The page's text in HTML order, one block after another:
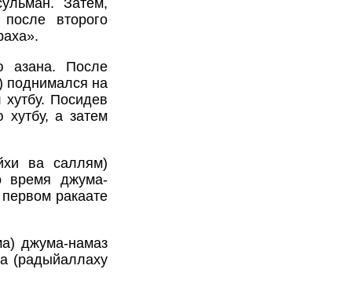
Затем,
второго
азана. После
поднимался на
Посидев
хутбу, а затем
ва саллям)
время джума-
ракаате
джума-намаз
(радыйаллаху